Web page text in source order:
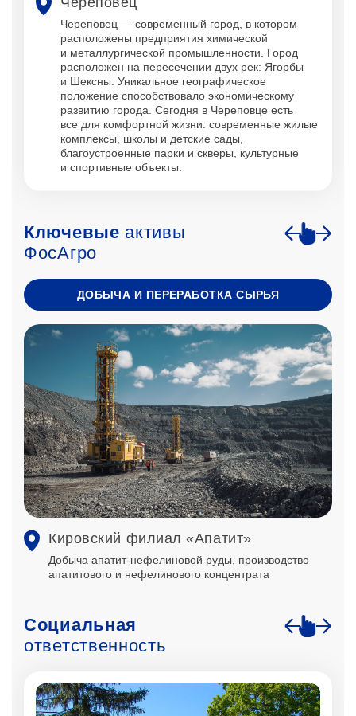
Череповец — современный город, в котором
расположены предприятия химической
и металлургической промышленности. Город
расположен на пересечении двух рек: Ягорбы
и Шексны. Уникальное географическое
положение способствовало экономическому
развитию города. Сегодня в Череповце есть
все для комфортной жизни: современные жилые
комплексы, школы и детские сады,
благоустроенные парки и скверы, культурные
и спортивные объекты.
Ключевые активы
ФосАгро
ДОБЫЧА И ПЕРЕРАБОТКА СЫРЬЯ
Кировский филиал «Апатит»
Добыча апатит-нефелиновой руды, производство
апатитового и нефелинового концентрата
Социальная
ответственность